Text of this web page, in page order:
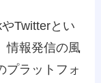
Twitterとい
情報発信の風
プラットフォ